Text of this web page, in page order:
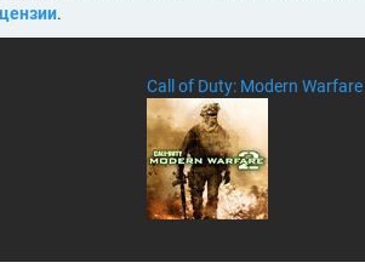
.
Call of Duty: Modern Warfare